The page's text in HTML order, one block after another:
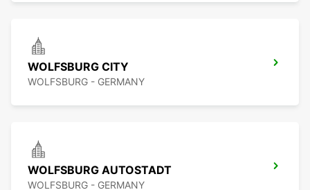
WOLFSBURG CITY
WOLFSBURG - GERMANY
WOLFSBURG AUTOSTADT
WOLFSBURG - GERMANY